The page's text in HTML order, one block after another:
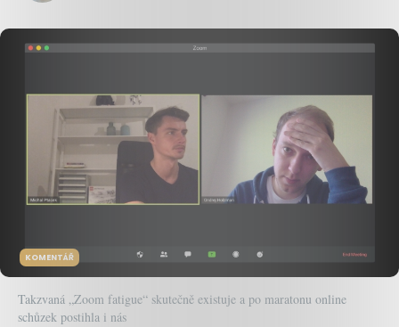
KOMENTÁŘ
Takzvaná „Zoom fatigue“ skutečně existuje a po maratonu online
schůzek postihla i nás